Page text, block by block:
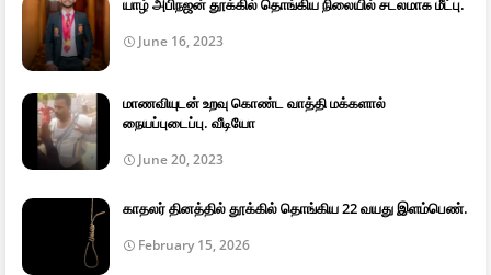
யாழ் அபிநஜன் தூக்கில் தொங்கிய நிலையில் சடலமாக மீட்பு.
June 16, 2023
மாணவியுடன் உறவு கொண்ட வாத்தி மக்களால்
நையப்புடைப்பு. வீடியோ
June 20, 2023
காதலர் தினத்தில் தூக்கில் தொங்கிய 22 வயது இளம்பெண்.
February 15, 2026